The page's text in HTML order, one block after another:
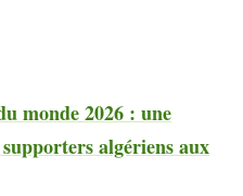
monde 2026 : une
algériens aux